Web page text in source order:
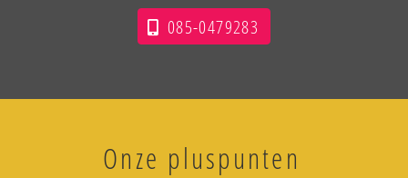
085-0479283
Onze pluspunten